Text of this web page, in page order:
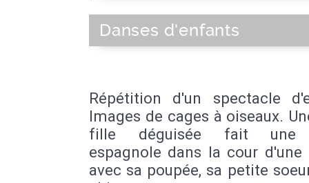
Danses d'enfants
Répétition d'un spectacle
Images de cages à oiseaux.
fille déguisée fait une
espagnole dans la cour d'une
avec sa poupée, sa petite